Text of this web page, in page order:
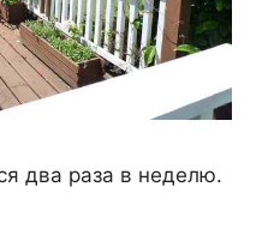
два раза в неделю.